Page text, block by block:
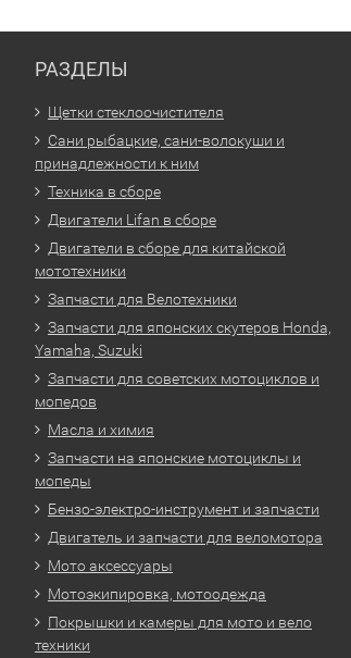
РАЗДЕЛЫ
Щетки стеклоочистителя
Сани рыбацкие, сани-волокуши и
принадлежности к ним
Техника в сборе
Двигатели Lifan в сборе
Двигатели в сборе для китайской
мототехники
Запчасти для Велотехники
Запчасти для японских скутеров Honda,
Yamaha, Suzuki
Запчасти для советских мотоциклов и
мопедов
Масла и химия
Запчасти на японские мотоциклы и
мопеды
Бензо-электро-инструмент и запчасти
Двигатель и запчасти для веломотора
Мото аксессуары
Мотоэкипировка, мотоодежда
Покрышки и камеры для мото и вело
техники